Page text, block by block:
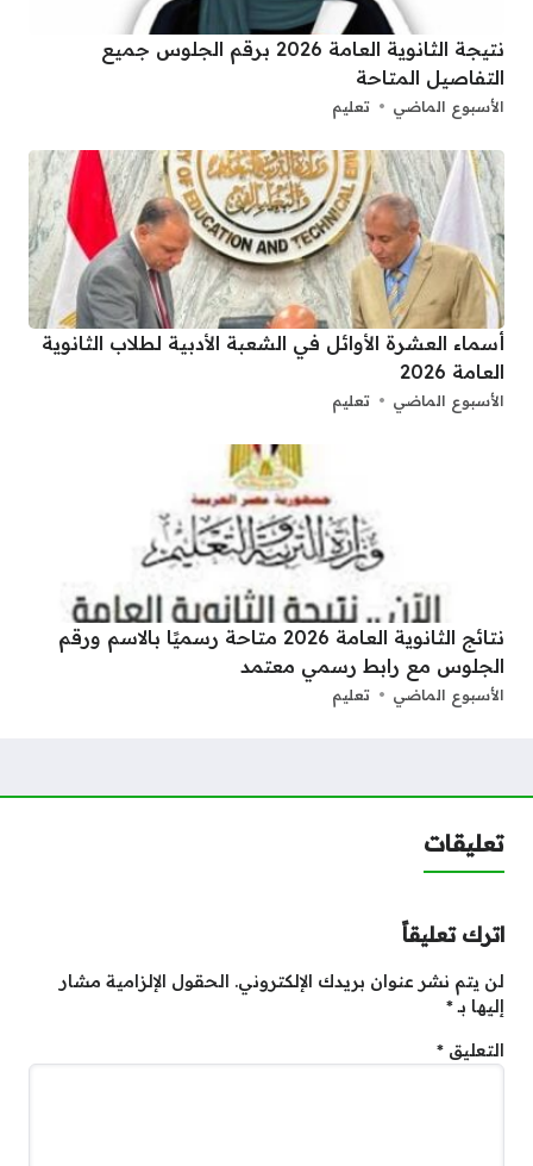
نتيجة الثانوية العامة 2026 برقم الجلوس جميع
التفاصيل المتاحة
الأسبوع الماضي تعليم
أسماء العشرة الأوائل في الشعبة الأدبية لطلاب الثانوية
العامة 2026
الأسبوع الماضي تعليم
نتائج الثانوية العامة 2026 متاحة رسميًا بالاسم ورقم
الجلوس مع رابط رسمي معتمد
الأسبوع الماضي تعليم
تعليقات
اترك تعليقاً
لن يتم نشر عنوان بريدك الإلكتروني. الحقول الإلزامية مشار
إليها بـ*
التعليق *